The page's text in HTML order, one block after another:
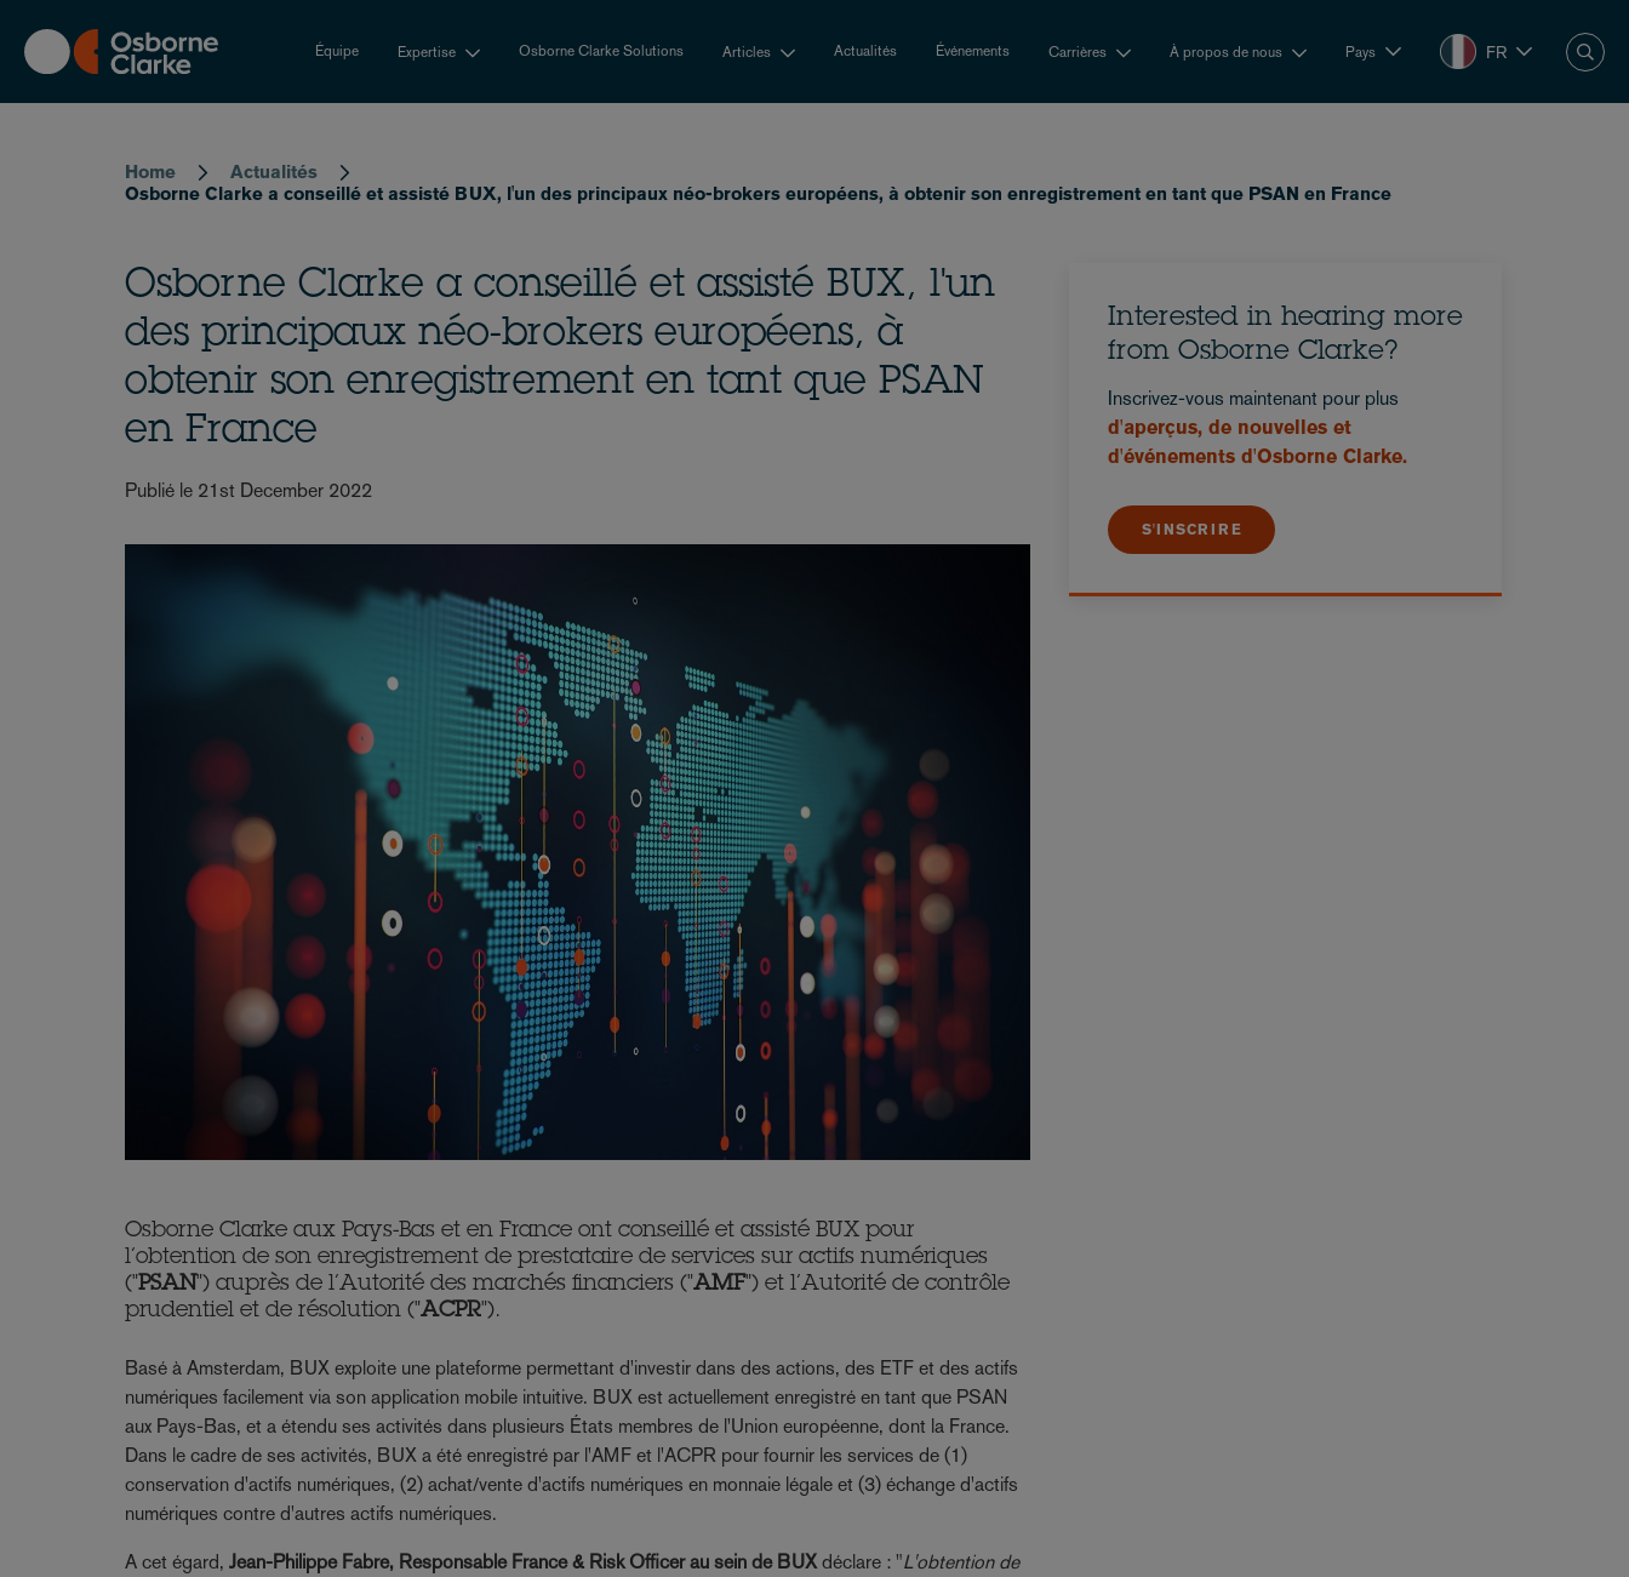
main
content
Équipe Expertise Osborne Clarke Solutions Articles Actualités Événements Carrières À propos de nous Pays FR
Home
Actualités
Osborne Clarke a conseillé et assisté BUX, l'un des principaux néo-brokers européens, à obtenir son enregistrement en tant que PSAN en France
Osborne Clarke a conseillé et assisté BUX, l'un
des principaux néo-brokers européens, à
obtenir son enregistrement en tant que PSAN
en France
Publié le 21st December 2022
Osborne Clarke aux Pays-Bas et en France ont conseillé et assisté BUX pour
l’obtention de son enregistrement de prestataire de services sur actifs numériques
("PSAN") auprès de l’Autorité des marchés financiers ("AMF") et l’Autorité de contrôle
prudentiel et de résolution ("ACPR").
Basé à Amsterdam, BUX exploite une plateforme permettant d'investir dans des actions, des ETF et des actifs
numériques facilement via son application mobile intuitive. BUX est actuellement enregistré en tant que PSAN
aux Pays-Bas, et a étendu ses activités dans plusieurs États membres de l'Union européenne, dont la France.
Dans le cadre de ses activités, BUX a été enregistré par l'AMF et l'ACPR pour fournir les services de (1)
conservation d'actifs numériques, (2) achat/vente d'actifs numériques en monnaie légale et (3) échange d'actifs
numériques contre d'autres actifs numériques.
A cet égard,Jean-Philippe Fabre, Responsable France & Risk Officer au sein de BUX déclare : "L'obtention de
Interested in hearing more
from Osborne Clarke?
Inscrivez-vous maintenant pour plus
d'aperçus, de nouvelles et
d'événements d'Osborne Clarke.
S'INSCRIRE